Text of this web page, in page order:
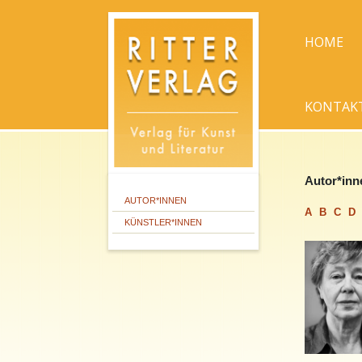
HOME
AUTOR*INNEN
KÜNSTLER*INNEN
A B C D